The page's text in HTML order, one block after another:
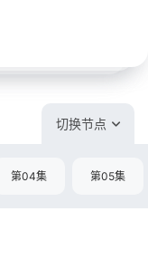
切换节点
第04集 第05集